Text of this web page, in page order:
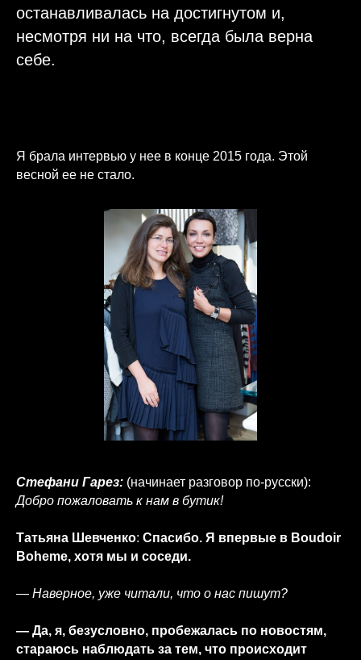
останавливалась на достигнутом и,
несмотря ни на что, всегда была верна
себе.
Я брала интервью у нее в конце 2015 года. Этой
весной ее не стало.
Стефани Гарез: (начинает разговор по-русски):
Добро пожаловать к нам в бутик!
Татьяна Шевченко: Спасибо. Я впервые в Boudoir
Boheme, хотя мы и соседи.
— Наверное, уже читали, что о нас пишут?
— Да, я, безусловно, пробежалась по новостям,
стараюсь наблюдать за тем, что происходит